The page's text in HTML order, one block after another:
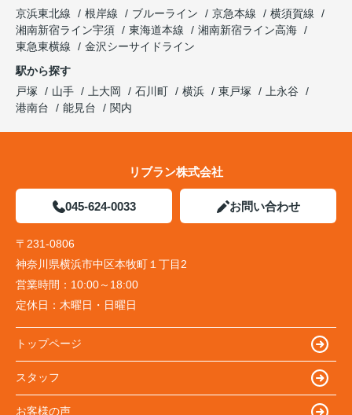
京浜東北線
根岸線 ブルーライン 京急本線
横須賀線
湘南新宿ライン宇須
東海道本線
湘南新宿ライン高海
東急東横線
金沢シーサイドライン
駅から探す
戸塚
山手 上大岡 石川町 横浜 東戸塚
上永谷
港南台
能見台 関内
リブラン株式会社
045-624-0033 お問い合わせ
〒231-0806
神奈川県横浜市中区本牧町１丁目2
営業時間： 10:00～18:00
定休日： 木曜日・日曜日
トップページ
スタッフ
お客様の声